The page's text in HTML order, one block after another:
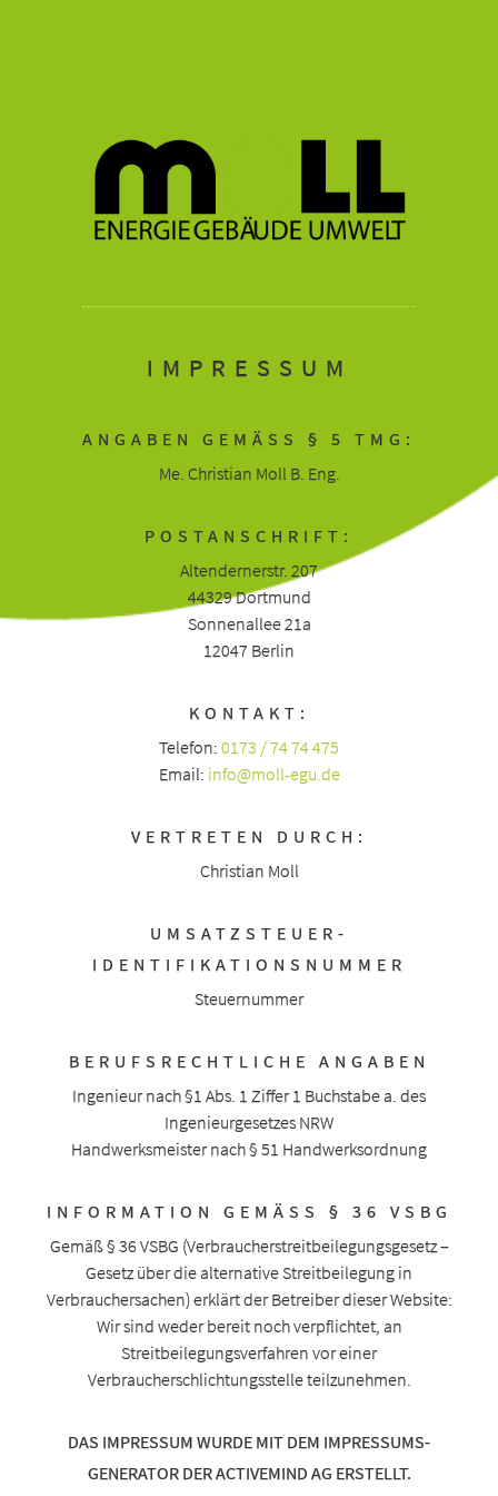
IMPRESSUM
ANGABEN GEMÄSS § 5 TMG:
Me. Christian Moll B. Eng.
POSTANSCHRIFT:
Altendernerstr. 207
44329 Dortmund
Sonnenallee 21a
12047 Berlin
KONTAKT:
Telefon: 0173 / 74 74 475
Email: info@moll-egu.de
VERTRETEN DURCH:
Christian Moll
UMSATZSTEUER-
IDENTIFIKATIONSNUMMER
Steuernummer
BERUFSRECHTLICHE ANGABEN
Ingenieur nach §1 Abs. 1 Ziffer 1 Buchstabe a. des
Ingenieurgesetzes NRW
Handwerksmeister nach § 51 Handwerksordnung
INFORMATION GEMÄSS § 36 VSBG
Gemäß § 36 VSBG (Verbraucherstreitbeilegungsgesetz –
Gesetz über die alternative Streitbeilegung in
Verbrauchersachen) erklärt der Betreiber dieser Website:
Wir sind weder bereit noch verpflichtet, an
Streitbeilegungsverfahren vor einer
Verbraucherschlichtungsstelle teilzunehmen.
DAS IMPRESSUM WURDE MIT DEM IMPRESSUMS-
GENERATOR DER ACTIVEMIND AG ERSTELLT.